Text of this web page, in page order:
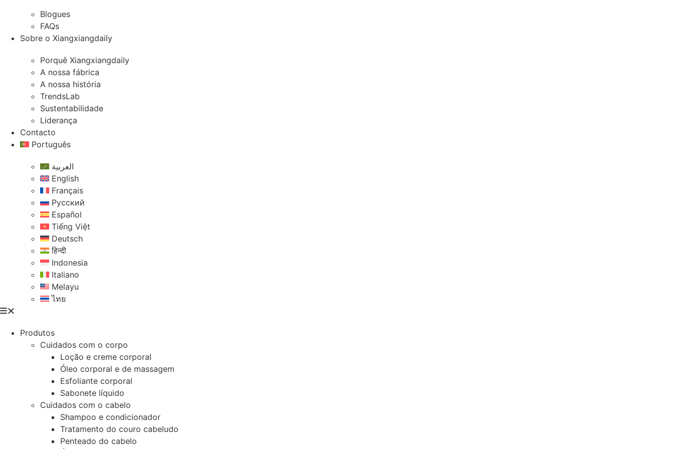
Blogues
FAQs
Sobre o Xiangxiangdaily
Porquê Xiangxiangdaily
A nossa fábrica
A nossa história
TrendsLab
Sustentabilidade
Liderança
Contacto
Português
العربية
English
Français
Русский
Español
Tiếng Việt
Deutsch
हिन्दी
Indonesia
Italiano
Melayu
ไทย
Produtos
Cuidados com o corpo
Loção e creme corporal
Óleo corporal e de massagem
Esfoliante corporal
Sabonete líquido
Cuidados com o cabelo
Shampoo e condicionador
Tratamento do couro cabeludo
Penteado do cabelo